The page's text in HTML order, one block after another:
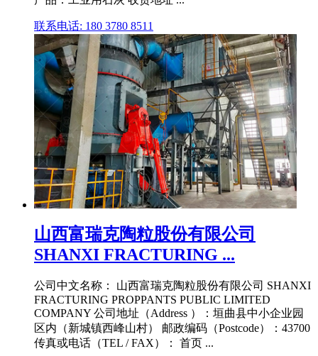
联系电话: 180 3780 8511
山西富瑞克陶粒股份有限公司
SHANXI FRACTURING ...
公司中文名称： 山西富瑞克陶粒股份有限公司 SHANXI
FRACTURING PROPPANTS PUBLIC LIMITED
COMPANY 公司地址（Address ）：垣曲县中小企业园
区内（新城镇西峰山村） 邮政编码（Postcode）：43700
传真或电话（TEL / FAX）： 首页 ...